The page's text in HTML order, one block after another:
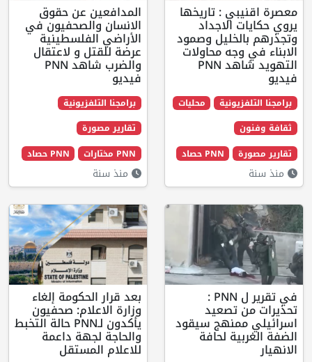
: تاريخها
الاجداد
وصمود
محاولات
التهويد شاهد PNN
محليات
PNN حصاد
المدافعين عن حقوق
الانسان والصحفيون في
الأراضي الفلسطينية
عرضة للقتل و لاعتقال
والضرب شاهد PNN
برامجنا التلفزيونية
PNN مختارات
PNN حصاد
في تقرير ل PNN :
تصعيد
سيقود
لحافة
بعد قرار الحكومة إلغاء
وزارة الاعلام: صحفيون
يأكدون لـPNN حالة التخبط
والحاجة لجهة داعمة
للاعلام المستقل ‎